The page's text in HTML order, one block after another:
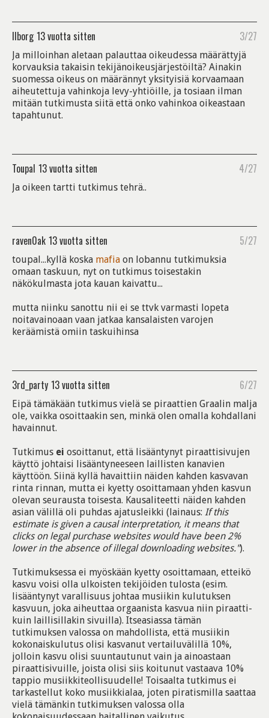
Ilborg 13 vuotta sitten 3/27
Ja milloinhan aletaan palauttaa oikeudessa määrättyjä
korvauksia takaisin tekijänoikeusjärjestöiltä? Ainakin
suomessa oikeus on määrännyt yksityisiä korvaamaan
aiheutettuja vahinkoja levy-yhtiöille, ja tosiaan ilman
mitään tutkimusta siitä että onko vahinkoa oikeastaan
tapahtunut.
Toupal 13 vuotta sitten 4/27
Ja oikeen tartti tutkimus tehrä..
raven0ak 13 vuotta sitten 5/27
toupal...kyllä koska mafia on lobannu tutkimuksia
omaan taskuun, nyt on tutkimus toisestakin
näkökulmasta jota kauan kaivattu...
mutta niinku sanottu nii ei se ttvk varmasti lopeta
noitavainoaan vaan jatkaa kansalaisten varojen
keräämistä omiin taskuihinsa
3rd_party 13 vuotta sitten 6/27
Eipä tämäkään tutkimus vielä se piraattien Graalin malja
ole, vaikka osoittaakin sen, minkä olen omalla kohdallani
havainnut.
Tutkimus ei osoittanut, että lisääntynyt piraattisivujen
käyttö johtaisi lisääntyneeseen laillisten kanavien
käyttöön. Siinä kyllä havaittiin näiden kahden kasvavan
rinta rinnan, mutta ei kyetty osoittamaan yhden kasvun
olevan seurausta toisesta. Kausaliteetti näiden kahden
asian välillä oli puhdas ajatusleikki (lainaus: If this
estimate is given a causal interpretation, it means that
clicks on legal purchase websites would have been 2%
lower in the absence of illegal downloading websites.").
Tutkimuksessa ei myöskään kyetty osoittamaan, etteikö
kasvu voisi olla ulkoisten tekijöiden tulosta (esim.
lisääntynyt varallisuus johtaa musiikin kulutuksen
kasvuun, joka aiheuttaa orgaanista kasvua niin piraatti-
kuin laillisillakin sivuilla). Itseasiassa tämän
tutkimuksen valossa on mahdollista, että musiikin
kokonaiskulutus olisi kasvanut vertailuvälillä 10%,
jolloin kasvu olisi suuntautunut vain ja ainoastaan
piraattisivuille, joista olisi siis koitunut vastaava 10%
tappio musiikkiteollisuudelle! Toisaalta tutkimus ei
tarkastellut koko musiikkialaa, joten piratismilla saattaa
vielä tämänkin tutkimuksen valossa olla